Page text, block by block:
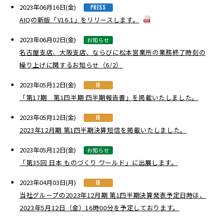
2023年06月16日(金) PRESS
AIQの新版「V16.1」をリリースします。
2023年06月02日(金) お知らせ
名古屋支店、大阪支店、ならびに松本営業所の業務終了時刻の
繰り上げに関するお知らせ（6/2）
2023年05月12日(金) IR
「第17期 第1四半期 四半期報告書」を掲載いたしました。
2023年05月12日(金) IR
2023年12月期 第1四半期決算短信を掲載いたしました。
2023年05月12日(金) お知らせ
「第35回 日本 ものづくり ワールド」に出展します。
2023年04月03日(月) IR
当社グループの2023年12月期 第1四半期決算発表予定日時は、
2023年5月12日（金）16時00分を予定しております。